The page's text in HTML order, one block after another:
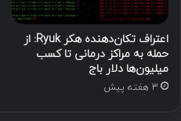
اعتراف تکان‌دهنده هکر Ryuk: از
حمله به مراکز درمانی تا کسب
میلیون‌ها دلار باج
3 هفته پیش